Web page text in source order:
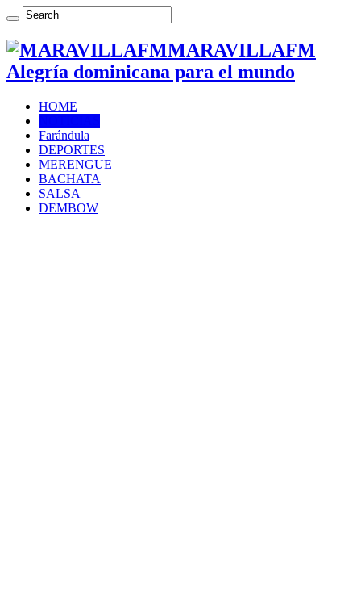
MARAVILLAFM
Alegría dominicana para el mundo
HOME
Farándula
DEPORTES
MERENGUE
BACHATA
SALSA
DEMBOW